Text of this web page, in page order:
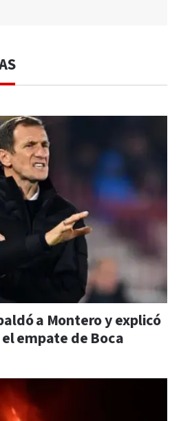
a Montero y explicó
empate de Boca